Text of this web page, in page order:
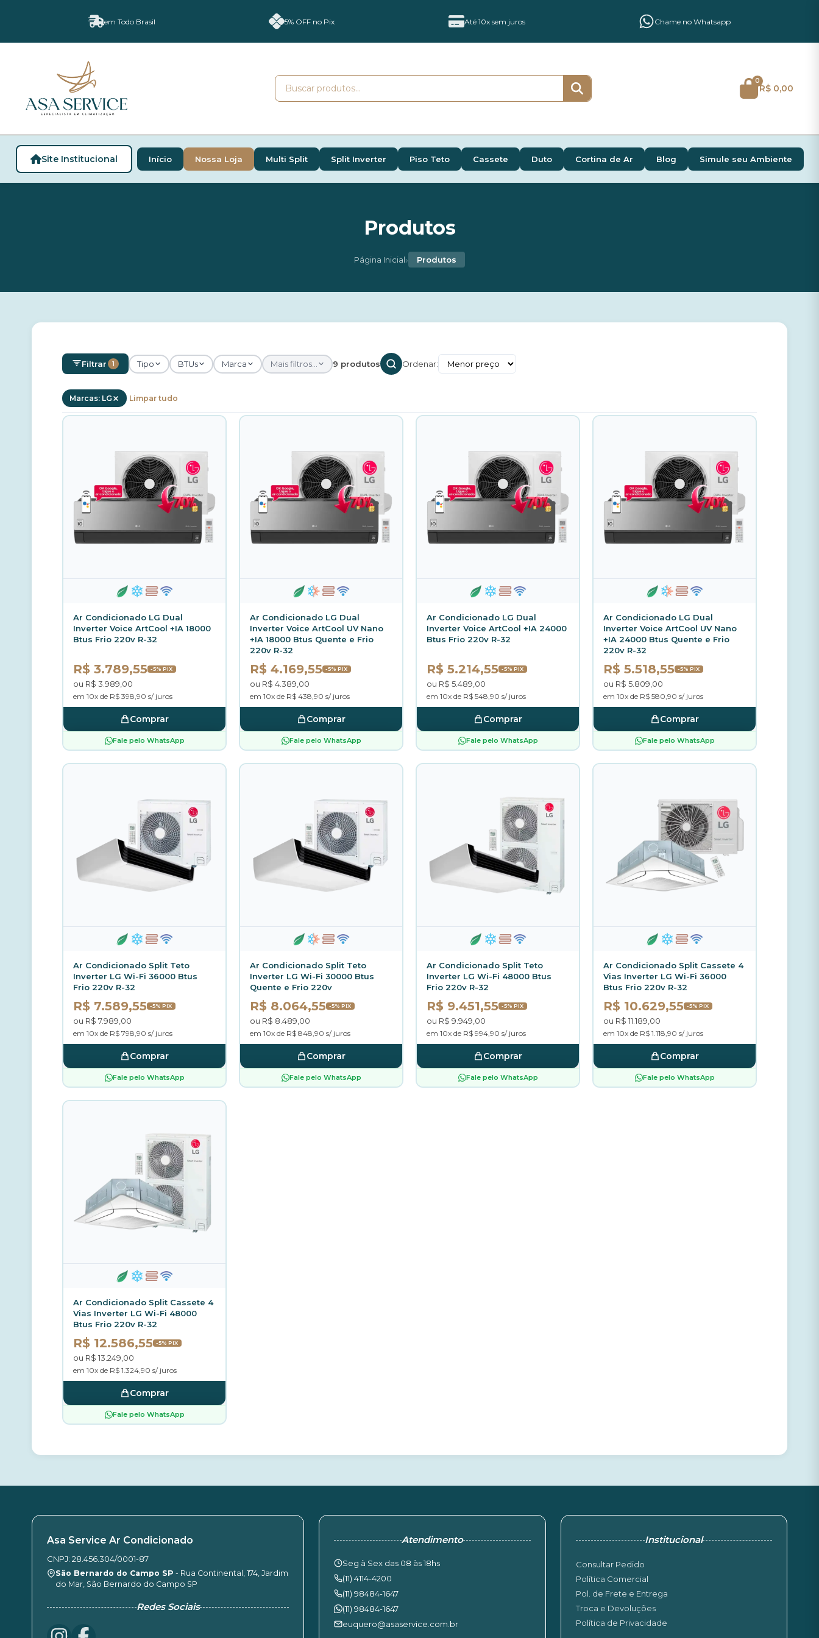
em Todo Brasil 5% OFF no Pix Até 10x sem juros Chame no Whatsapp
0
R$ 0,00
Site Institucional Início Nossa Loja Multi Split Split Inverter Piso Teto Cassete Duto Cortina de Ar Blog Simule seu Ambiente
Produtos
Página Inicial› Produtos
Filtrar 1 Tipo BTUs Marca Mais filtros... 9 produtos Ordenar:
Marcas: LG Limpar tudo
Ar Condicionado LG Dual
Inverter Voice ArtCool +IA 18000
Btus Frio 220v R-32
R$ 3.789,55 -5% PIX
ou R$ 3.989,00
em 10x de R$ 398,90 s/ juros
Comprar
Fale pelo WhatsApp
Ar Condicionado LG Dual
Inverter Voice ArtCool UV Nano
+IA 18000 Btus Quente e Frio
220v R-32
R$ 4.169,55 -5% PIX
ou R$ 4.389,00
em 10x de R$ 438,90 s/ juros
Comprar
Fale pelo WhatsApp
Ar Condicionado LG Dual
Inverter Voice ArtCool +IA 24000
Btus Frio 220v R-32
R$ 5.214,55 -5% PIX
ou R$ 5.489,00
em 10x de R$ 548,90 s/ juros
Comprar
Fale pelo WhatsApp
Ar Condicionado LG Dual
Inverter Voice ArtCool UV Nano
+IA 24000 Btus Quente e Frio
220v R-32
R$ 5.518,55 -5% PIX
ou R$ 5.809,00
em 10x de R$ 580,90 s/ juros
Comprar
Fale pelo WhatsApp
Ar Condicionado Split Teto
Inverter LG Wi-Fi 36000 Btus
Frio 220v R-32
R$ 7.589,55 -5% PIX
ou R$ 7.989,00
em 10x de R$ 798,90 s/ juros
Comprar
Fale pelo WhatsApp
Ar Condicionado Split Teto
Inverter LG Wi-Fi 30000 Btus
Quente e Frio 220v
R$ 8.064,55 -5% PIX
ou R$ 8.489,00
em 10x de R$ 848,90 s/ juros
Comprar
Fale pelo WhatsApp
Ar Condicionado Split Teto
Inverter LG Wi-Fi 48000 Btus
Frio 220v R-32
R$ 9.451,55 -5% PIX
ou R$ 9.949,00
em 10x de R$ 994,90 s/ juros
Comprar
Fale pelo WhatsApp
Ar Condicionado Split Cassete 4
Vias Inverter LG Wi-Fi 36000
Btus Frio 220v R-32
R$ 10.629,55 -5% PIX
ou R$ 11.189,00
em 10x de R$ 1.118,90 s/ juros
Comprar
Fale pelo WhatsApp
Ar Condicionado Split Cassete 4
Vias Inverter LG Wi-Fi 48000
Btus Frio 220v R-32
R$ 12.586,55 -5% PIX
ou R$ 13.249,00
em 10x de R$ 1.324,90 s/ juros
Comprar
Fale pelo WhatsApp
Asa Service Ar Condicionado
CNPJ: 28.456.304/0001-87
São Bernardo do Campo SP - Rua Continental, 174, Jardim
do Mar, São Bernardo do Campo SP
Redes Sociais
Atendimento
Seg à Sex das 08 às 18hs
(11) 4114-4200
(11) 98484-1647
(11) 98484-1647
euquero@asaservice.com.br
Institucional
Consultar Pedido
Política Comercial
Pol. de Frete e Entrega
Troca e Devoluções
Política de Privacidade